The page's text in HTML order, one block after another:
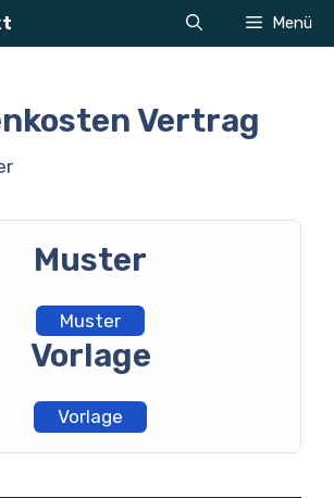
Menü
Vertrag
Muster
Muster
Vorlage
Vorlage